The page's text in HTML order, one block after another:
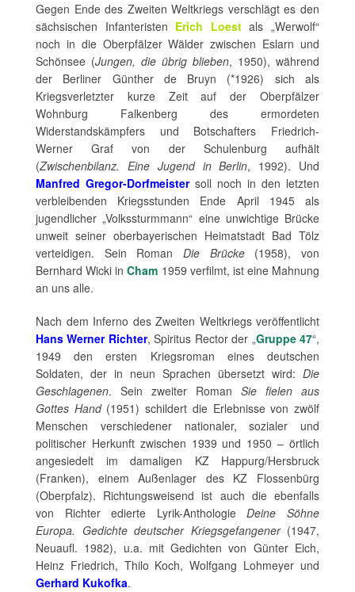
Gegen Ende des Zweiten Weltkriegs verschlägt es den
sächsischen Infanteristen Erich Loestals „Werwolf“
noch in die Oberpfälzer Wälder zwischen Eslarn und
Schönsee (Jungen, die übrig blieben, 1950), während
der Berliner Günther de Bruyn (*1926) sich als
Kriegsverletzter kurze Zeit auf der Oberpfälzer
Wohnburg Falkenberg des ermordeten
Widerstandskämpfers und Botschafters Friedrich-
Werner Graf von der Schulenburg aufhält
(Zwischenbilanz. Eine Jugend in Berlin, 1992). Und
Manfred Gregor-Dorfmeistersoll noch in den letzten
verbleibenden Kriegsstunden Ende April 1945 als
jugendlicher „Volkssturmmann“ eine unwichtige Brücke
unweit seiner oberbayerischen Heimatstadt Bad Tölz
verteidigen. Sein Roman Die Brücke(1958), von
Bernhard Wicki inCham 1959 verfilmt, ist eine Mahnung
an uns alle.
Nach dem Inferno des Zweiten Weltkriegs veröffentlicht
Hans Werner Richter, Spiritus Rector der „Gruppe 47“,
1949 den ersten Kriegsroman eines deutschen
Soldaten, der in neun Sprachen übersetzt wird: Die
Geschlagenen. Sein zweiter Roman Sie fielen aus
Gottes Hand(1951) schildert die Erlebnisse von zwölf
Menschen verschiedener nationaler, sozialer und
politischer Herkunft zwischen 1939 und 1950 – örtlich
angesiedelt im damaligen KZ Happurg/Hersbruck
(Franken), einem Außenlager des KZ Flossenbürg
(Oberpfalz). Richtungsweisend ist auch die ebenfalls
von Richter edierte Lyrik-AnthologieDeine Söhne
Europa. Gedichte deutscher Kriegsgefangener(1947,
Neuaufl. 1982), u.a. mit Gedichten von Günter Eich,
Heinz Friedrich, Thilo Koch, Wolfgang Lohmeyer und
Gerhard Kukofka.